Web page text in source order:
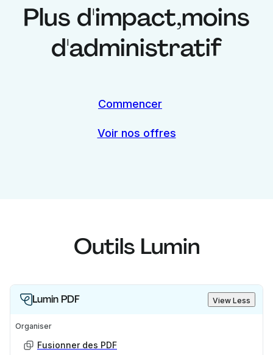
Plus d'impact,moins
d'administratif
Commencer
Voir nos offres
Outils Lumin
Lumin PDF View Less
Organiser
Fusionner des PDF